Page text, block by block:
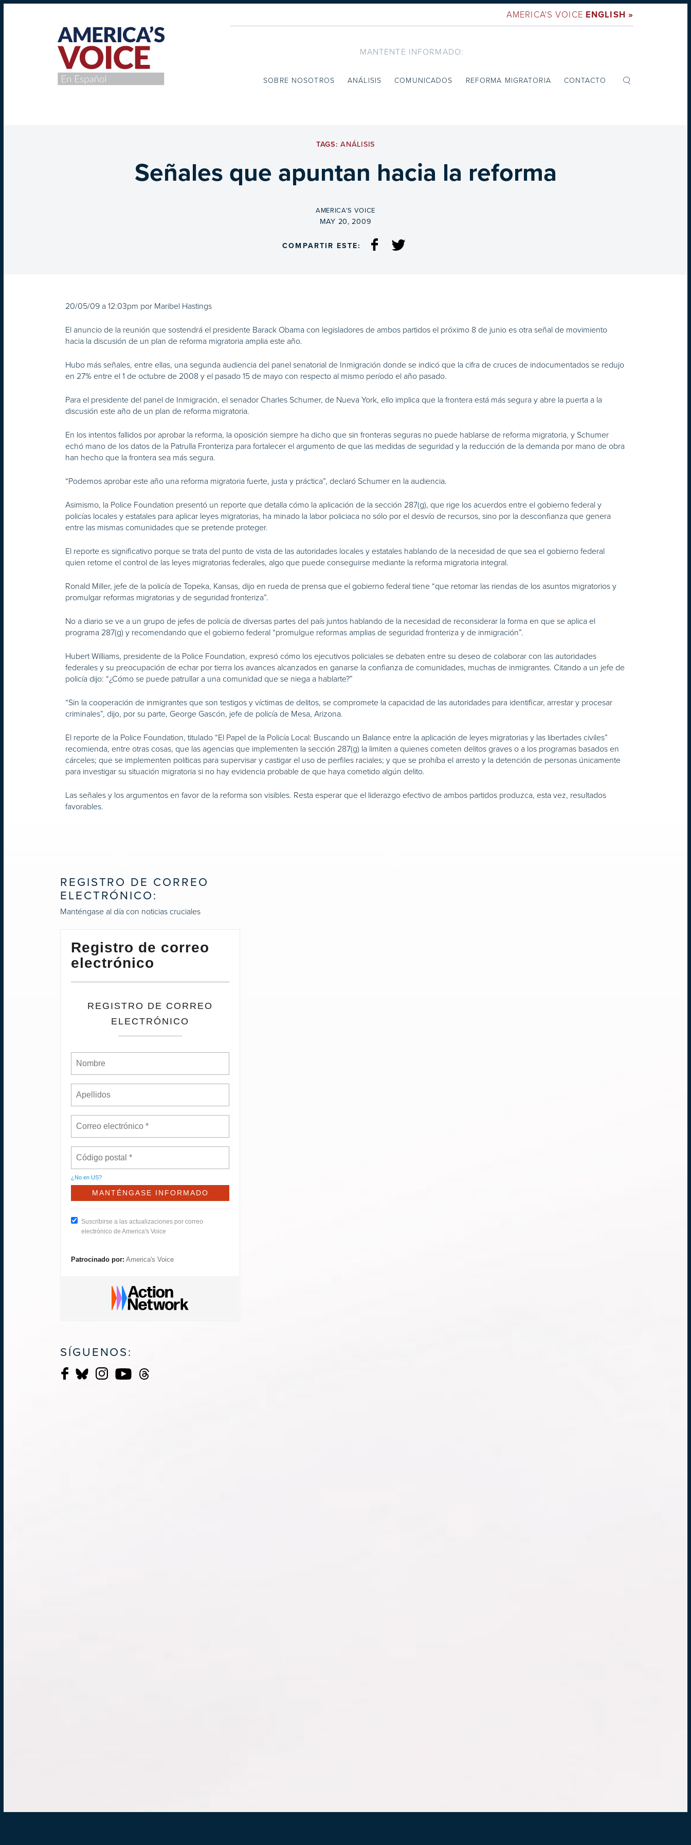
AMERICA'S VOICE ENGLISH »
MANTENTE INFORMADO:
SOBRE NOSOTROS ANÁLISIS COMUNICADOS REFORMA MIGRATORIA CONTACTO
TAGS:ANÁLISIS
Señales que apuntan hacia la reforma
BY
AMERICA'S VOICE
ON
MAY 20, 2009
COMPARTIR ESTE:
20/05/09 a 12:03pm por Maribel Hastings
El anuncio de la reunión que sostendrá el presidente Barack Obama con legisladores de ambos partidos el próximo 8 de junio es otra señal de movimiento
hacia la discusión de un plan de reforma migratoria amplia este año.
Hubo más señales, entre ellas, una segunda audiencia del panel senatorial de Inmigración donde se indicó que la cifra de cruces de indocumentados se redujo
en 27% entre el 1 de octubre de 2008 y el pasado 15 de mayo con respecto al mismo período el año pasado.
Para el presidente del panel de Inmigración, el senador Charles Schumer, de Nueva York, ello implica que la frontera está más segura y abre la puerta a la
discusión este año de un plan de reforma migratoria.
En los intentos fallidos por aprobar la reforma, la oposición siempre ha dicho que sin fronteras seguras no puede hablarse de reforma migratoria, y Schumer
echó mano de los datos de la Patrulla Fronteriza para fortalecer el argumento de que las medidas de seguridad y la reducción de la demanda por mano de obra
han hecho que la frontera sea más segura.
“Podemos aprobar este año una reforma migratoria fuerte, justa y práctica”, declaró Schumer en la audiencia.
Asimismo, la Police Foundation presentó un reporte que detalla cómo la aplicación de la sección 287(g), que rige los acuerdos entre el gobierno federal y
policías locales y estatales para aplicar leyes migratorias, ha minado la labor policiaca no sólo por el desvío de recursos, sino por la desconfianza que genera
entre las mismas comunidades que se pretende proteger.
El reporte es significativo porque se trata del punto de vista de las autoridades locales y estatales hablando de la necesidad de que sea el gobierno federal
quien retome el control de las leyes migratorias federales, algo que puede conseguirse mediante la reforma migratoria integral.
Ronald Miller, jefe de la policía de Topeka, Kansas, dijo en rueda de prensa que el gobierno federal tiene “que retomar las riendas de los asuntos migratorios y
promulgar reformas migratorias y de seguridad fronteriza”.
No a diario se ve a un grupo de jefes de policía de diversas partes del país juntos hablando de la necesidad de reconsiderar la forma en que se aplica el
programa 287(g) y recomendando que el gobierno federal “promulgue reformas amplias de seguridad fronteriza y de inmigración”.
Hubert Williams, presidente de la Police Foundation, expresó cómo los ejecutivos policiales se debaten entre su deseo de colaborar con las autoridades
federales y su preocupación de echar por tierra los avances alcanzados en ganarse la confianza de comunidades, muchas de inmigrantes. Citando a un jefe de
policía dijo: “¿Cómo se puede patrullar a una comunidad que se niega a hablarte?”
“Sin la cooperación de inmigrantes que son testigos y víctimas de delitos, se compromete la capacidad de las autoridades para identificar, arrestar y procesar
criminales”, dijo, por su parte, George Gascón, jefe de policía de Mesa, Arizona.
El reporte de la Police Foundation, titulado “El Papel de la Policía Local: Buscando un Balance entre la aplicación de leyes migratorias y las libertades civiles”
recomienda, entre otras cosas, que las agencias que implementen la sección 287(g) la limiten a quienes cometen delitos graves o a los programas basados en
cárceles; que se implementen políticas para supervisar y castigar el uso de perfiles raciales; y que se prohíba el arresto y la detención de personas únicamente
para investigar su situación migratoria si no hay evidencia probable de que haya cometido algún delito.
Las señales y los argumentos en favor de la reforma son visibles. Resta esperar que el liderazgo efectivo de ambos partidos produzca, esta vez, resultados
favorables.
REGISTRO DE CORREO
ELECTRÓNICO:
Manténgase al día con noticias cruciales
Registro de correo
electrónico
REGISTRO DE CORREO
ELECTRÓNICO
¿No en US?
Suscribirse a las actualizaciones por correo
electrónico de America's Voice
Patrocinado por: America's Voice
SÍGUENOS: